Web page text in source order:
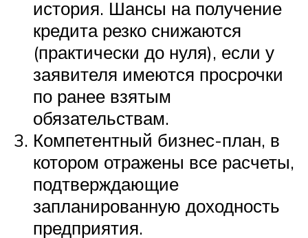
история. Шансы на получение
кредита резко снижаются
(практически до нуля), если у
заявителя имеются просрочки
по ранее взятым
обязательствам.
Компетентный бизнес-план, в
котором отражены все расчеты,
подтверждающие
запланированную доходность
предприятия.